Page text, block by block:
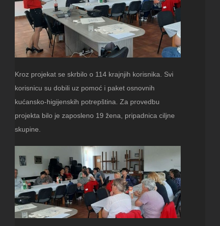
Kroz projekat se skrbilo o 114 krajnjih korisnika. Svi
korisnicu su dobili uz pomoć i paket osnovnih
kućansko-higijenskih potrepština. Za provedbu
projekta bilo je zaposleno 19 žena, pripadnica ciljne
skupine.